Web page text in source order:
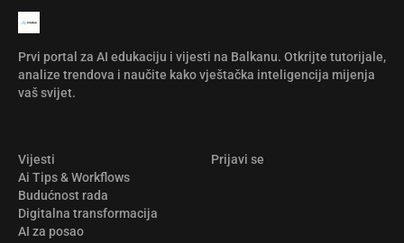
Prvi portal za AI edukaciju i vijesti na Balkanu. Otkrijte tutorijale,
analize trendova i naučite kako vještačka inteligencija mijenja
vaš svijet.
Vijesti
Ai Tips & Workflows
Budućnost rada
Digitalna transformacija
AI za posao
Prijavi se